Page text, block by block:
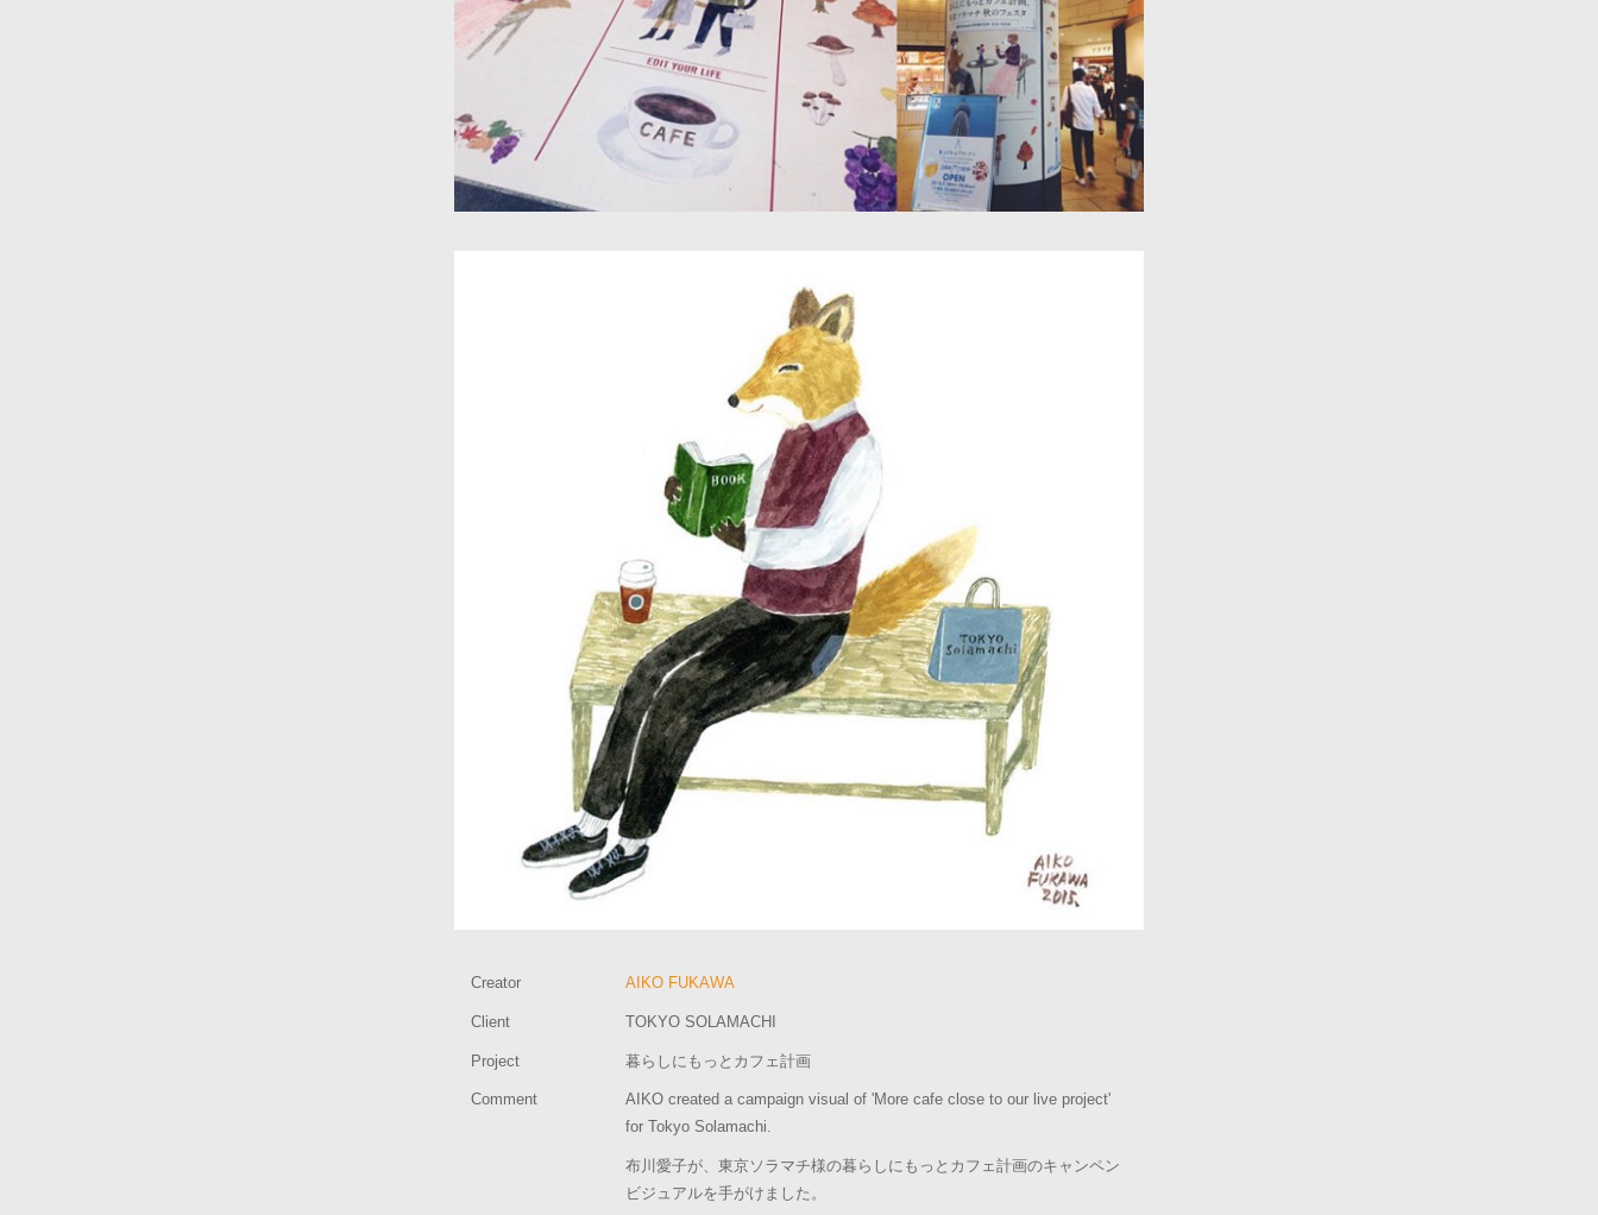
Creator AIKO FUKAWA
Client TOKYO SOLAMACHI
Project 暮らしにもっとカフェ計画
Comment
AIKO created a campaign visual of 'More cafe close to our live project'
for Tokyo Solamachi.
布川愛子が、東京ソラマチ様の暮らしにもっとカフェ計画のキャンペン
ビジュアルを手がけました。